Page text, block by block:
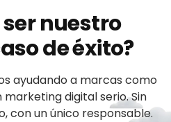
ser nuestro
de éxito?
ayudando a marcas como
digital serio. Sin
con un único responsable.